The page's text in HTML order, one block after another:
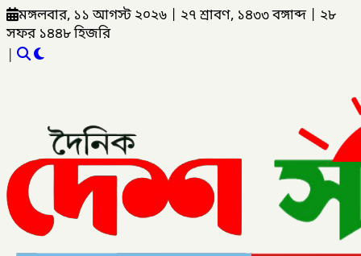
মঙ্গলবার, ১১ আগস্ট ২০২৬ ২৭ শ্রাবণ, ১৪৩৩ বঙ্গাব্দ
২৮
সফর ১৪৪৮ হিজরি
|